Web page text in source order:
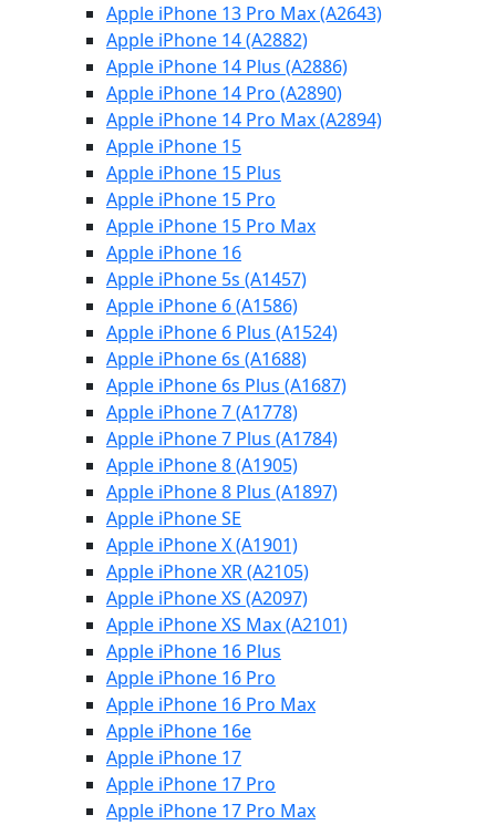
Apple iPhone 13 Pro Max (A2643)
Apple iPhone 14 (A2882)
Apple iPhone 14 Plus (A2886)
Apple iPhone 14 Pro (A2890)
Apple iPhone 14 Pro Max (A2894)
Apple iPhone 15
Apple iPhone 15 Plus
Apple iPhone 15 Pro
Apple iPhone 15 Pro Max
Apple iPhone 16
Apple iPhone 5s (A1457)
Apple iPhone 6 (A1586)
Apple iPhone 6 Plus (A1524)
Apple iPhone 6s (A1688)
Apple iPhone 6s Plus (A1687)
Apple iPhone 7 (A1778)
Apple iPhone 7 Plus (A1784)
Apple iPhone 8 (A1905)
Apple iPhone 8 Plus (A1897)
Apple iPhone SE
Apple iPhone X (A1901)
Apple iPhone XR (A2105)
Apple iPhone XS (A2097)
Apple iPhone XS Max (A2101)
Apple iPhone 16 Plus
Apple iPhone 16 Pro
Apple iPhone 16 Pro Max
Apple iPhone 16e
Apple iPhone 17
Apple iPhone 17 Pro
Apple iPhone 17 Pro Max